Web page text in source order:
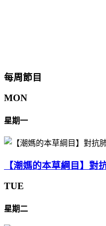
每周節目
MON
星期一
【潮媽的本草綱目】對
TUE
星期二